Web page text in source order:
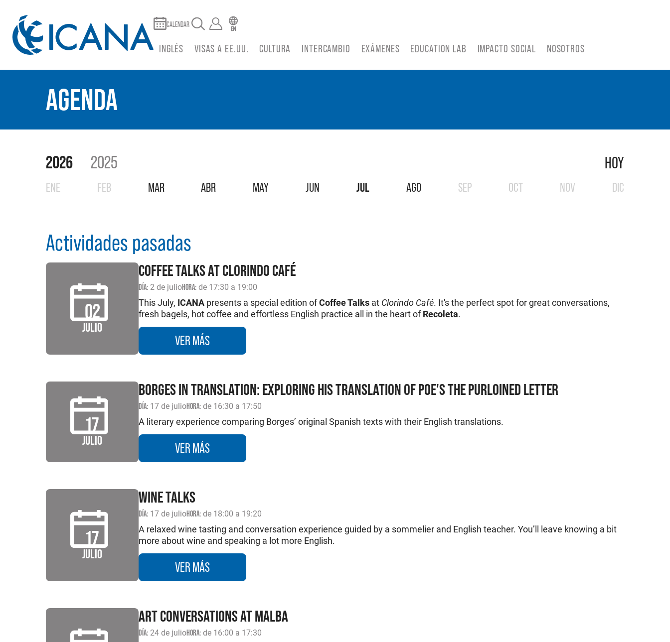
CALENDAR
INGLÉS VISAS A EE.UU. CULTURA INTERCAMBIO EXÁMENES EDUCATION LAB IMPACTO SOCIAL NOSOTROS
AGENDA
2026 2025 HOY
ENE FEB MAR ABR MAY JUN JUL AGO SEP OCT NOV DIC
Actividades pasadas
02
JULIO
COFFEE TALKS AT CLORINDO CAFÉ
DÍA: 2 de julioHORA: de 17:30 a 19:00
This July, ICANA presents a special edition ofCoffee Talks at Clorindo Café. It's the perfect spot for great conversations,
fresh bagels, hot coffee and effortless English practice all in the heart ofRecoleta.
VER MÁS
17
JULIO
BORGES IN TRANSLATION: EXPLORING HIS TRANSLATION OF POE'S THE PURLOINED LETTER
DÍA: 17 de julioHORA: de 16:30 a 17:50
A literary experience comparing Borges’ original Spanish texts with their English translations.
VER MÁS
17
JULIO
WINE TALKS
DÍA: 17 de julioHORA: de 18:00 a 19:20
A relaxed wine tasting and conversation experience guided by a sommelier and English teacher. You’ll leave knowing a bit
more about wine and speaking a lot more English.
VER MÁS
ART CONVERSATIONS AT MALBA
DÍA: 24 de julioHORA: de 16:00 a 17:30